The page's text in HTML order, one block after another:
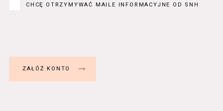
następujące Usługi:
nabycia Biletów i Karnetów oraz
CHCĘ OTRZYMYWAĆ MAILE INFORMACYJNE OD SNH